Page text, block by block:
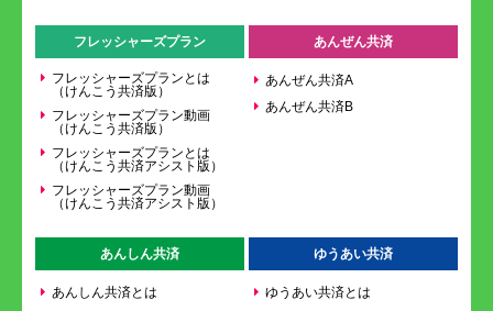
フレッシャーズプラン
フレッシャーズプランとは
（けんこう共済版）
フレッシャーズプラン動画
（けんこう共済版）
フレッシャーズプランとは
（けんこう共済アシスト版）
フレッシャーズプラン動画
（けんこう共済アシスト版）
あんぜん共済
あんぜん共済A
あんぜん共済B
あんしん共済
あんしん共済とは
ゆうあい共済
ゆうあい共済とは